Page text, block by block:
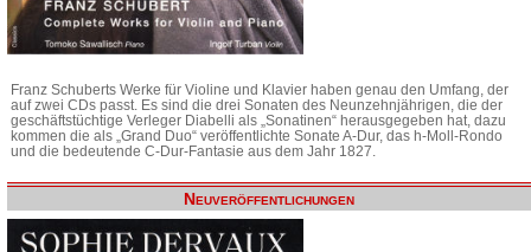
Franz Schuberts Werke für Violine und Klavier haben genau den Umfang, der
auf zwei CDs passt. Es sind die drei Sonaten des Neunzehnjährigen, die der
geschäftstüchtige Verleger Diabelli als „Sonatinen“ herausgegeben hat, dazu
kommen die als „Grand Duo“ veröffentlichte Sonate A-Dur, das h-Moll-Rondo
und die bedeutende C-Dur-Fantasie aus dem Jahr 1827.
Neuveröffentlichungen